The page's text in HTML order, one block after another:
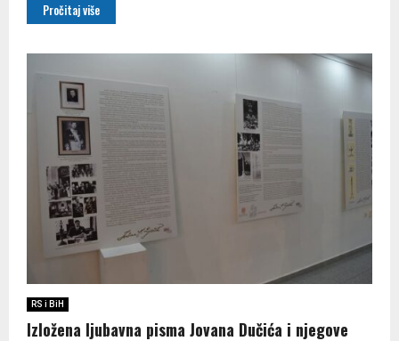
Pročitaj više
RS i BiH
Izložena ljubavna pisma Jovana Dučića i njegove